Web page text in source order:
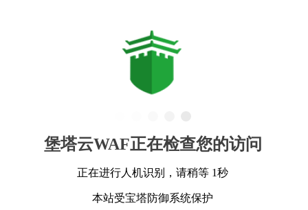
堡塔云WAF正在检查您的访问
正在进行人机识别，请稍等 1秒
本站受宝塔防御系统保护